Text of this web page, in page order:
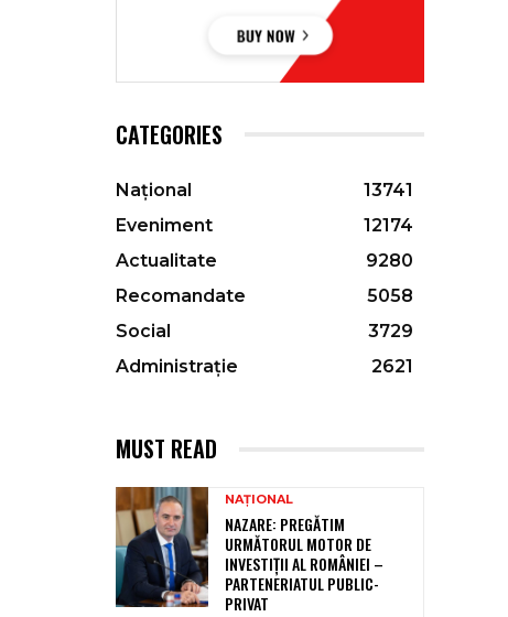
CATEGORIES
Național
13741
Eveniment
12174
Actualitate
9280
Recomandate
5058
Social
3729
Administrație
2621
MUST READ
NAȚIONAL
NAZARE: PREGĂTIM
URMĂTORUL MOTOR DE
INVESTIȚII AL ROMÂNIEI –
PARTENERIATUL PUBLIC-
PRIVAT